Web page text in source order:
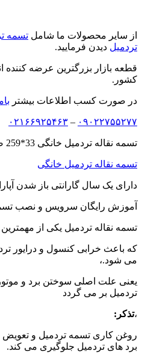
از سایر محصولات ما شامل تسمه
تردمیل دیدن فرمایید.
قطعه بازار بزرگترین عرضه کننده
کشور.
در صورت کسب اطلاعات بیشتر
۰۹۰۲۲۷۵۵۲۷۷ – ۰۲۱۶۶۹۲۵۴۶۳
تسمه نقاله تردمیل خانگی 33*259 ضخامت 1.8
تسمه نقاله تردمیل خانگی
دارای یک سال گارانتی باز شدن
آموزش رایگان سرویس و نصب
تسمه نقاله تردمیل یکی از
که باعث خرابی کنسول و درایور
می شود.،
یعنی علت اصلی سوختن برد و
تردمیل بر می گردد
،تذکر:
روغن کاری تسمه تردمیل و تعویض
برد های تردمیل جلوگیری می کند.